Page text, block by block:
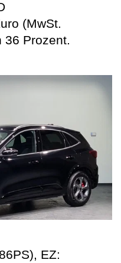
(MwSt.
36 Prozent.
EZ: